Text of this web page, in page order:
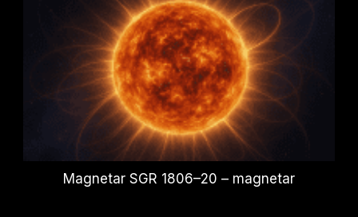
Magnetar SGR 1806–20 – magnetar